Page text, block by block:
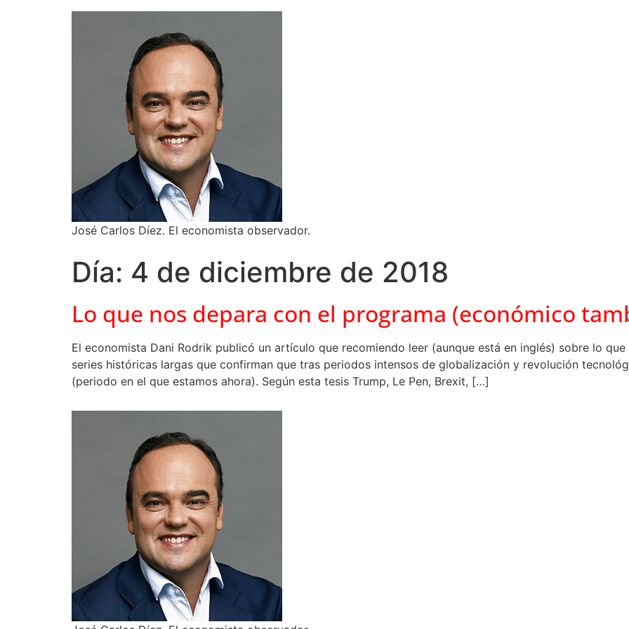
José Carlos Díez. El economista observador.
Día: 4 de diciembre de 2018
Lo que nos depara con el programa (económico
El economista Dani Rodrik publicó un artículo que recomiendo leer (aunque está en inglés) sobre lo
series históricas largas que confirman que tras periodos intensos de globalización y revolución
(periodo en el que estamos ahora). Según esta tesis Trump, Le Pen, Brexit, […]